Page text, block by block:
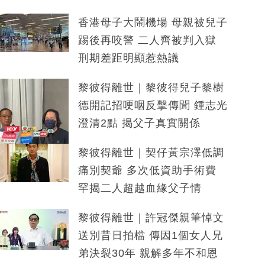
香港母子大鬧機場 母親被兒子
踢後再咬警 二人齊被判入獄
刑期差距明顯惹熱議
黎彼得離世｜黎彼得兒子黎樹
德開記招哽咽反擊傳聞 鍾志光
澄清2點 揭父子真實關係
黎彼得離世｜契仔黃宗澤低調
痛別契爺 多次低資助手術費
罕揭二人超越血緣父子情
黎彼得離世｜許冠傑親筆悼文
送別昔日拍檔 傳因1個女人兄
弟決裂30年 親解多年不和恩